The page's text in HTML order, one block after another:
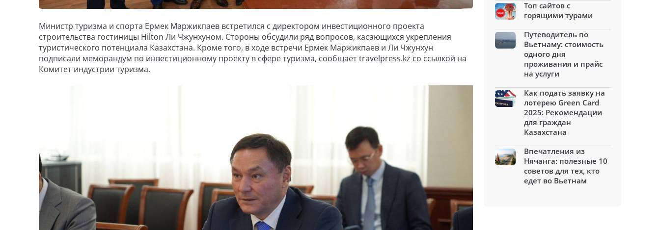
Министр туризма и спорта Ермек Маржикпаев встретился с директором инвестиционного проекта
строительства гостиницы Hilton Ли Чжунхуном. Стороны обсудили ряд вопросов, касающихся укрепления
туристического потенциала Казахстана. Кроме того, в ходе встречи Ермек Маржикпаев и Ли Чжунхун
подписали меморандум по инвестиционному проекту в сфере туризма, сообщает travelpress.kz со ссылкой на
Комитет индустрии туризма.
Топ сайтов с
горящими турами
Путеводитель по
Вьетнаму: стоимость
одного дня
проживания и прайс
на услуги
Как подать заявку на
лотерею Green Card
2025: Рекомендации
для граждан
Казахстана
Впечатления из
Нячанга: полезные 10
советов для тех, кто
едет во Вьетнам